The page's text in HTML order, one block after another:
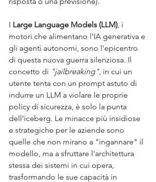
I Large Language Models (LLM) , i
motori che alimentano l'IA generativa e
gli agenti autonomi, sono l'epicentro
di questa nuova guerra silenziosa. Il
concetto di "jailbreaking", in cui un
utente tenta con un prompt astuto di
indurre un LLM a violare le proprie
policy di sicurezza, è solo la punta
dell'iceberg. Le minacce più insidiose
e strategiche per le aziende sono
quelle che non mirano a "ingannare" il
modello, ma a sfruttare l'architettura
stessa dei sistemi in cui opera,
trasformando le sue capacità in